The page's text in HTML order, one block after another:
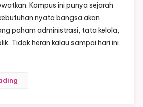
Kampus ini punya sejarah
nyata bangsa akan
paham administrasi, tata kelola,
Tidak heran kalau sampai hari ini,